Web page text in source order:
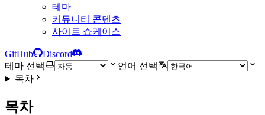
테마
커뮤니티 콘텐츠
사이트 쇼케이스
GitHub
Discord
테마 선택
언어 선택
목차
목차